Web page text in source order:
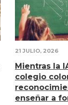
21 JULIO, 2026
Mientras la
colegio
enseñar a